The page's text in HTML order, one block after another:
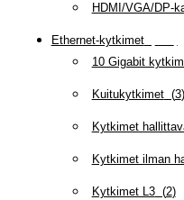
HDMI/VGA/DP-
Ethernet-kytkimet(
10 Gigabit
Kuitukytkimet(3)
Kytkimet
Kytkimet ilman
Kytkimet L3(2)